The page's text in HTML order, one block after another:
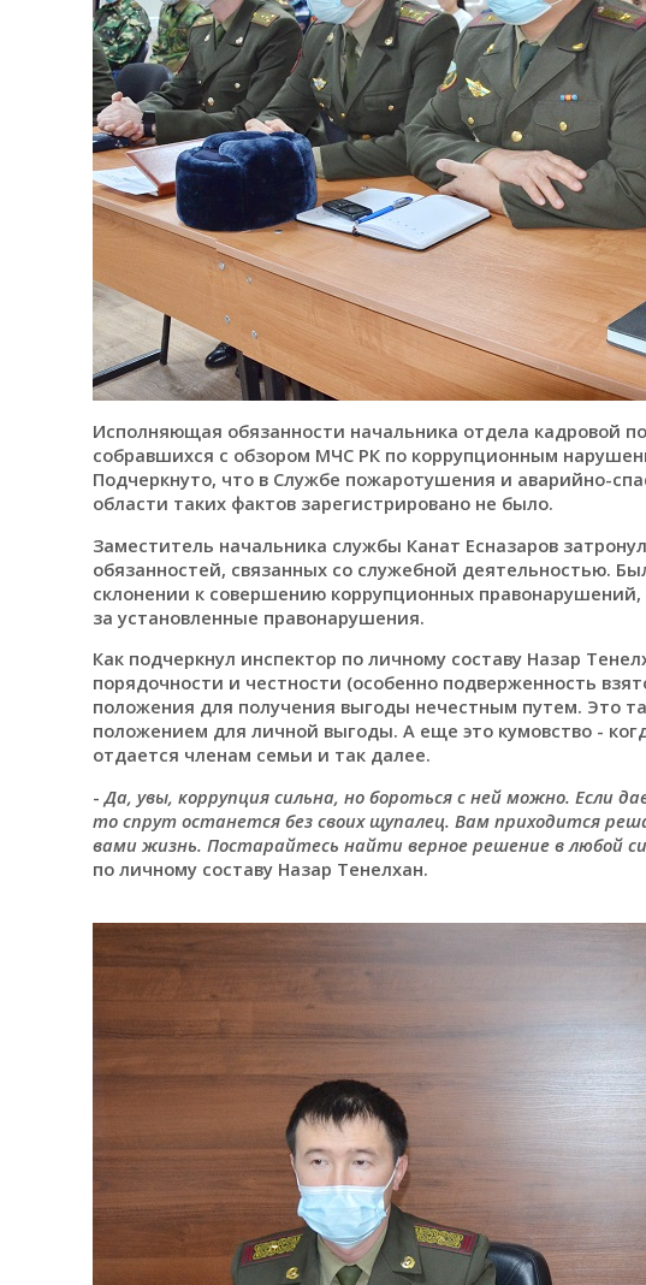
Исполняющая обязанности начальника отдела кадровой
собравшихся с обзором МЧС РК по коррупционным
Подчеркнуто, что в Службе пожаротушения и аварийно-
области таких фактов зарегистрировано не было.
Заместитель начальника службы Канат Есназаров
обязанностей, связанных со служебной деятельностью.
склонении к совершению коррупционных
за установленные правонарушения.
Как подчеркнул инспектор по личному составу Назар
порядочности и честности (особенно подверженность
положения для получения выгоды нечестным путем. Это
положением для личной выгоды. А еще это кумовство -
отдается членам семьи и так далее.
-Да, увы, коррупция сильна, но бороться с ней можно. Если
то спрут останется без своих щупалец. Вам приходится
вами жизнь. Постарайтесь найти верное решение в любой
по личному составу Назар Тенелхан.